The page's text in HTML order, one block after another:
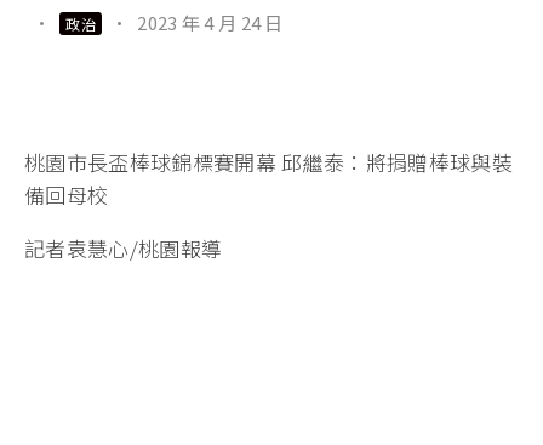
· 政治 · 2023 年 4 月 24 日
桃園市長盃棒球錦標賽開幕 邱繼泰：將捐贈棒球與裝
備回母校
記者袁慧心/桃園報導